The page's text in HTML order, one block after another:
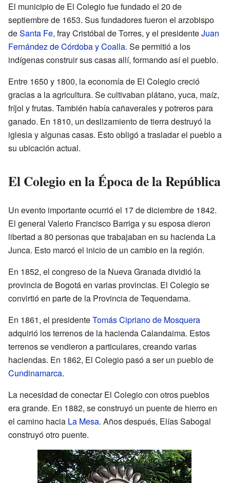
El municipio de El Colegio fue fundado el 20 de
septiembre de 1653. Sus fundadores fueron el arzobispo
deSanta Fe, fray Cristóbal de Torres, y el presidenteJuan
Fernández de Córdoba y Coalla. Se permitió a los
indígenas construir sus casas allí, formando así el pueblo.
Entre 1650 y 1800, la economía de El Colegio creció
gracias a la agricultura. Se cultivaban plátano, yuca, maíz,
fríjol y frutas. También había cañaverales y potreros para
ganado. En 1810, un deslizamiento de tierra destruyó la
iglesia y algunas casas. Esto obligó a trasladar el pueblo a
su ubicación actual.
El Colegio en la Época de la República
Un evento importante ocurrió el 17 de diciembre de 1842.
El general Valerio Francisco Barriga y su esposa dieron
libertad a 80 personas que trabajaban en su hacienda La
Junca. Esto marcó el inicio de un cambio en la región.
En 1852, el congreso de la Nueva Granada dividió la
provincia de Bogotá en varias provincias. El Colegio se
convirtió en parte de la Provincia de Tequendama.
En 1861, el presidenteTomás Cipriano de Mosquera
adquirió los terrenos de la hacienda Calandaima. Estos
terrenos se vendieron a particulares, creando varias
haciendas. En 1862, El Colegio pasó a ser un pueblo de
Cundinamarca.
La necesidad de conectar El Colegio con otros pueblos
era grande. En 1882, se construyó un puente de hierro en
el camino hacia La Mesa. Años después, Elías Sabogal
construyó otro puente.